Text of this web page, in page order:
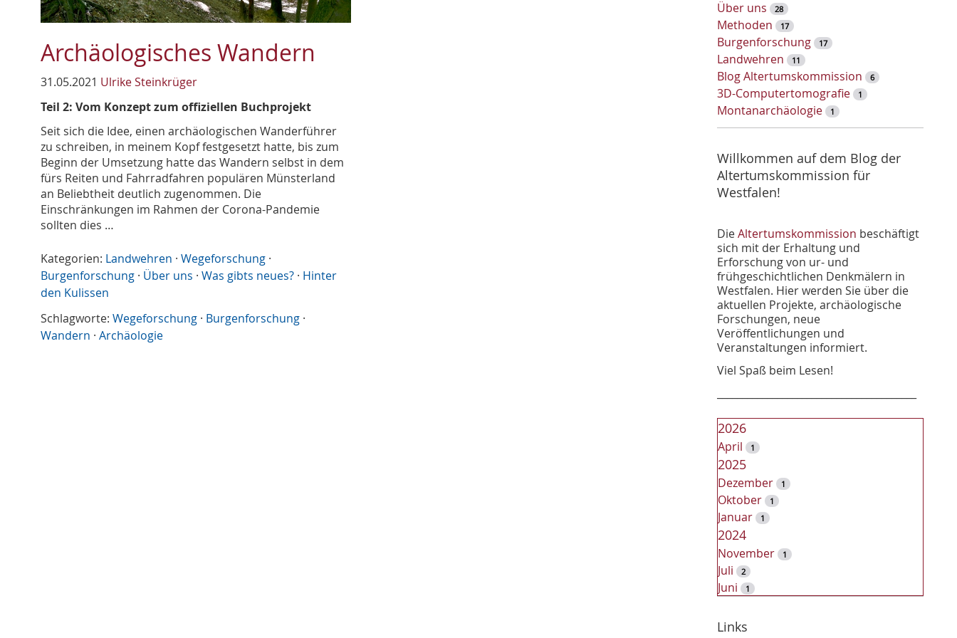
Archäologisches Wandern
31.05.2021 Ulrike Steinkrüger
Teil 2: Vom Konzept zum offiziellen Buchprojekt
Seit sich die Idee, einen archäologischen Wanderführer
zu schreiben, in meinem Kopf festgesetzt hatte, bis zum
Beginn der Umsetzung hatte das Wandern selbst in dem
fürs Reiten und Fahrradfahren populären Münsterland
an Beliebtheit deutlich zugenommen. Die
Einschränkungen im Rahmen der Corona-Pandemie
sollten dies …
Kategorien: Landwehren · Wegeforschung ·
Burgenforschung · Über uns · Was gibts neues? · Hinter
den Kulissen
Schlagworte: Wegeforschung · Burgenforschung ·
Wandern · Archäologie
o
r
t
-
S
u
c
e
Über uns 28
Methoden 17
Burgenforschung 17
Landwehren 11
Blog Altertumskommission 6
3D-Computertomografie 1
Montanarchäologie 1
Willkommen auf dem Blog der
Altertumskommission für
Westfalen!
DieAltertumskommission beschäftigt
sich mit der Erhaltung und
Erforschung von ur- und
frühgeschichtlichen Denkmälern in
Westfalen. Hier werden Sie über die
aktuellen Projekte, archäologische
Forschungen, neue
Veröffentlichungen und
Veranstaltungen informiert.
Viel Spaß beim Lesen!
2026
April 1
2025
Dezember 1
Oktober 1
Januar 1
2024
November 1
Juli 2
Juni 1
Dezember
Links